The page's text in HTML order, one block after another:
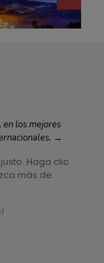
en los mejores
→
Haga clic
más de